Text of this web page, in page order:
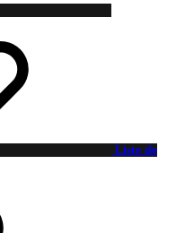
Liste de